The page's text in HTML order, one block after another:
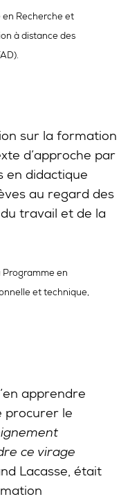
en Recherche et
à distance des
sur la formation
d’approche par
en didactique
au regard des
travail et de la
en
et technique,
apprendre
procurer le
ce virage
Lacasse, était